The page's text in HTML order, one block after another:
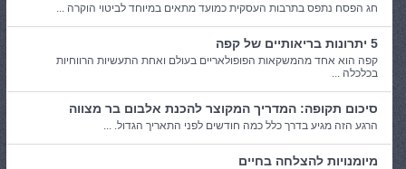
חג הפסח נתפס בתרבות העסקית כמועד מתאים במיוחד לביטוי הוקרה ...
5 יתרונות בריאותיים של קפה
קפה הוא אחד מהמשקאות הפופולאריים בעולם ואחת התעשיות הרווחיות
בכלכלה ...
סיכום תקופה: המדריך המקוצר להכנת אלבום בר מצווה
הרגע הזה מגיע בדרך כלל כמה חודשים לפני התאריך הגדול. ...
מיומנויות להצלחה בחיים